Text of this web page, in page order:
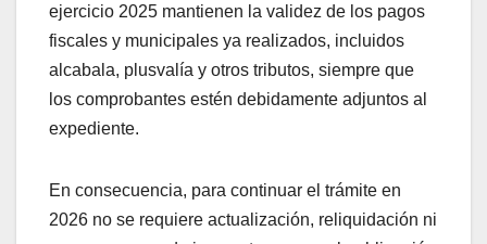
ejercicio 2025 mantienen la validez de los pagos
fiscales y municipales ya realizados, incluidos
alcabala, plusvalía y otros tributos, siempre que
los comprobantes estén debidamente adjuntos al
expediente.
En consecuencia, para continuar el trámite en
2026 no se requiere actualización, reliquidación ni